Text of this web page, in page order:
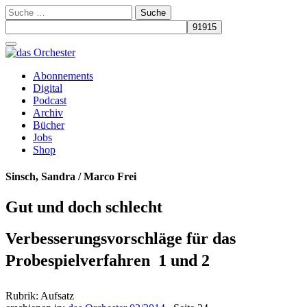
Suche
nach:
Schalte
Navigation
Zum
Inhalt
springen
Abonnements
Digital
Podcast
Archiv
Bücher
Jobs
Shop
Sinsch, Sandra / Marco Frei
Gut und doch schlecht
Verbesserungsvorschläge für das
Probespielverfahren  1 und 2
Rubrik: Aufsatz